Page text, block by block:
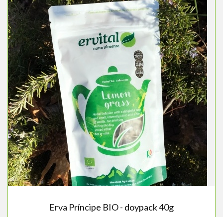
Erva Príncipe BIO - doypack 40g